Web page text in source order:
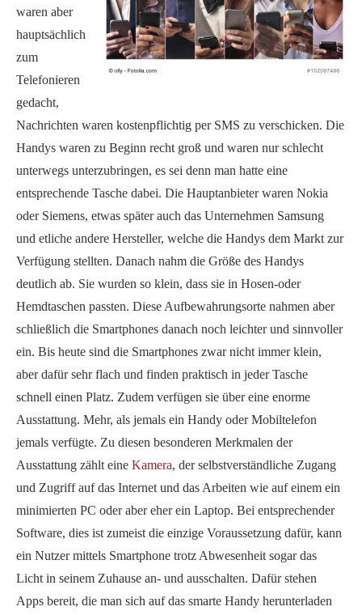
waren aber
hauptsächlich
zum
Telefonieren
gedacht,
Nachrichten waren kostenpflichtig per SMS zu verschicken. Die
Handys waren zu Beginn recht groß und waren nur schlecht
unterwegs unterzubringen, es sei denn man hatte eine
entsprechende Tasche dabei. Die Hauptanbieter waren Nokia
oder Siemens, etwas später auch das Unternehmen Samsung
und etliche andere Hersteller, welche die Handys dem Markt zur
Verfügung stellten. Danach nahm die Größe des Handys
deutlich ab. Sie wurden so klein, dass sie in Hosen-oder
Hemdtaschen passten. Diese Aufbewahrungsorte nahmen aber
schließlich die Smartphones danach noch leichter und sinnvoller
ein. Bis heute sind die Smartphones zwar nicht immer klein,
aber dafür sehr flach und finden praktisch in jeder Tasche
schnell einen Platz. Zudem verfügen sie über eine enorme
Ausstattung. Mehr, als jemals ein Handy oder Mobiltelefon
jemals verfügte. Zu diesen besonderen Merkmalen der
Ausstattung zählt eine Kamera, der selbstverständliche Zugang
und Zugriff auf das Internet und das Arbeiten wie auf einem ein
minimierten PC oder aber eher ein Laptop. Bei entsprechender
Software, dies ist zumeist die einzige Voraussetzung dafür, kann
ein Nutzer mittels Smartphone trotz Abwesenheit sogar das
Licht in seinem Zuhause an- und ausschalten. Dafür stehen
Apps bereit, die man sich auf das smarte Handy herunterladen